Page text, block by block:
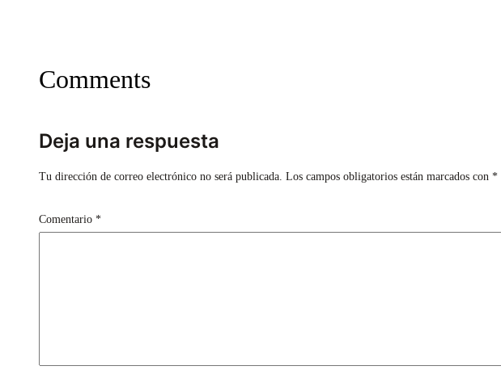
Comments
Deja una respuesta
Tu dirección de correo electrónico no será publicada. Los campos obligatorios están marcados con *
Comentario *